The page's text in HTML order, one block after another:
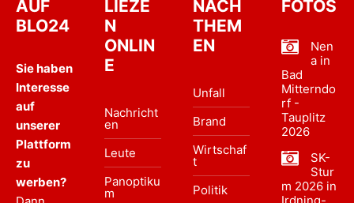
AUF
BLO24
Sie haben
Interesse
auf
unserer
Plattform
zu
werben?
LIEZE
N
ONLIN
E
Nachricht
en
Leute
Panoptiku
m
NACH
THEM
EN
Unfall
Brand
Wirtschaf
t
Politik
FOTOS
Nen
a in
Bad
Mitterndo
rf -
Tauplitz
2026
SK-
Stur
m 2026 in